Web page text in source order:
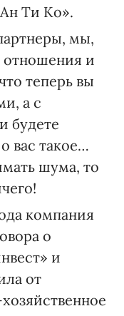
Ти Ко».
мы,
отношения и
теперь вы
а с
будете
вас такое…
шума, то
компания
о
и
от